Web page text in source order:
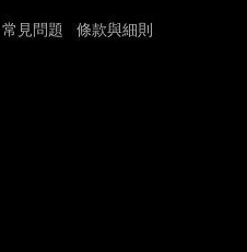
常見問題
條款與細則